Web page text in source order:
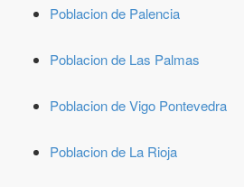
Poblacion de Palencia
Poblacion de Las Palmas
Poblacion de Vigo Pontevedra
Poblacion de La Rioja